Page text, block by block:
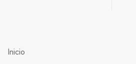
Inicio